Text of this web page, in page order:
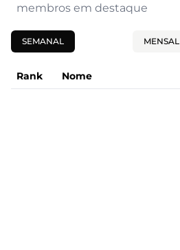
membros em destaque
SEMANAL MENSAL
Rank Nome